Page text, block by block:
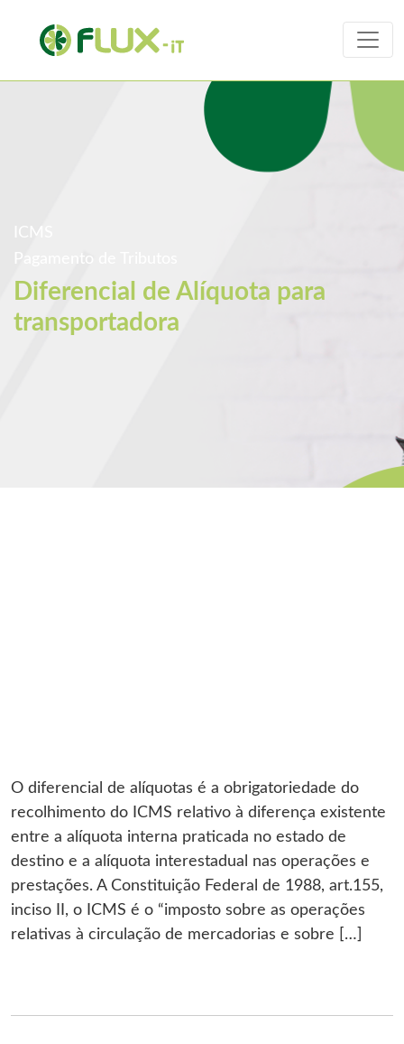
ICMS
Pagamento de Tributos
Diferencial de Alíquota para
transportadora
O diferencial de alíquotas é a obrigatoriedade do
recolhimento do ICMS relativo à diferença existente
entre a alíquota interna praticada no estado de
destino e a alíquota interestadual nas operações e
prestações. A Constituição Federal de 1988, art.155,
inciso II, o ICMS é o “imposto sobre as operações
relativas à circulação de mercadorias e sobre […]